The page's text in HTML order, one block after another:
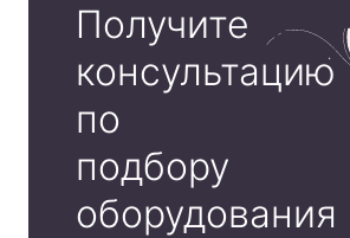
Получите
консультацию
по
подбору
оборудования